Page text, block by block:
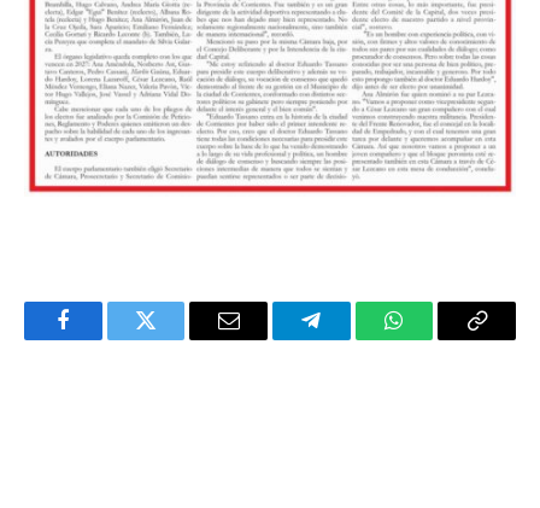
FacebookTwitter Email TelegramWhatsAppCopy